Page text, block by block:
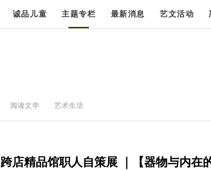
诚品儿童 主题专栏 最新消息 艺文活动
阅读文学 艺术生活
跨店精品馆职人自策展 ｜【器物与内在